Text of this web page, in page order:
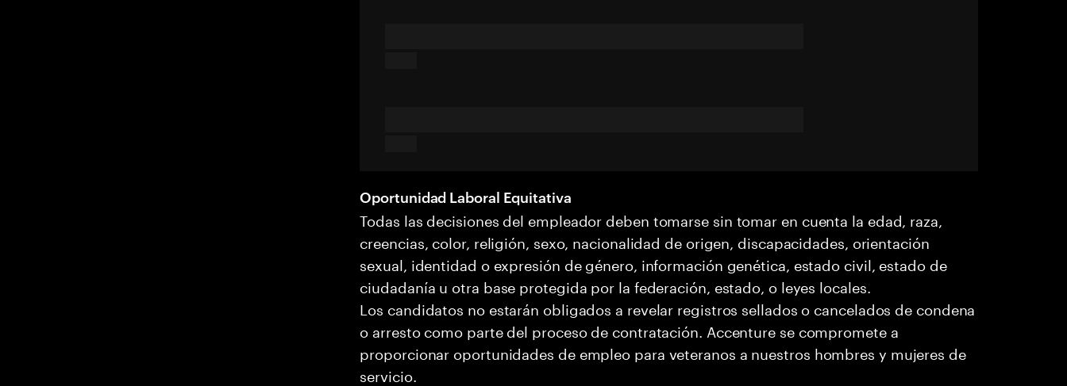
Oportunidad Laboral Equitativa
Todas las decisiones del empleador deben tomarse sin tomar en cuenta la edad, raza,
creencias, color, religión, sexo, nacionalidad de origen, discapacidades, orientación
sexual, identidad o expresión de género, información genética, estado civil, estado de
ciudadanía u otra base protegida por la federación, estado, o leyes locales.
Los candidatos no estarán obligados a revelar registros sellados o cancelados de condena
o arresto como parte del proceso de contratación. Accenture se compromete a
proporcionar oportunidades de empleo para veteranos a nuestros hombres y mujeres de
servicio.